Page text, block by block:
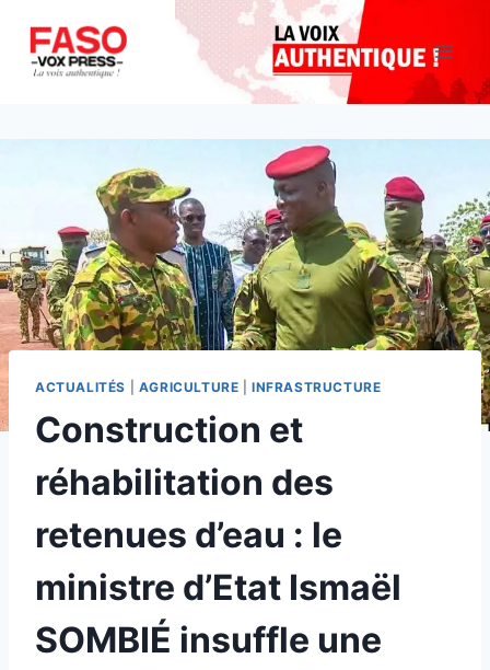
contenu
ACTUALITÉS AGRICULTURE |INFRASTRUCTURE
Construction et
réhabilitation des
retenues d’eau : le
ministre d’Etat Ismaël
SOMBIÉ insuffle une